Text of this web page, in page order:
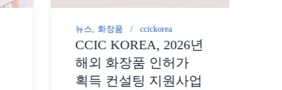
뉴스 화장품 ccickorea
CCIC KOREA, 2026년
해외 화장품 인허가
획득 컨설팅 지원사업